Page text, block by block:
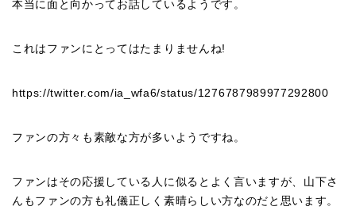
本当に面と向かってお話しているようです。
これはファンにとってはたまりませんね!
https://twitter.com/ia_wfa6/status/1276787989977292800
ファンの方々も素敵な方が多いようですね。
ファンはその応援している人に似るとよく言いますが、山下さ
んもファンの方も礼儀正しく素晴らしい方なのだと思います。